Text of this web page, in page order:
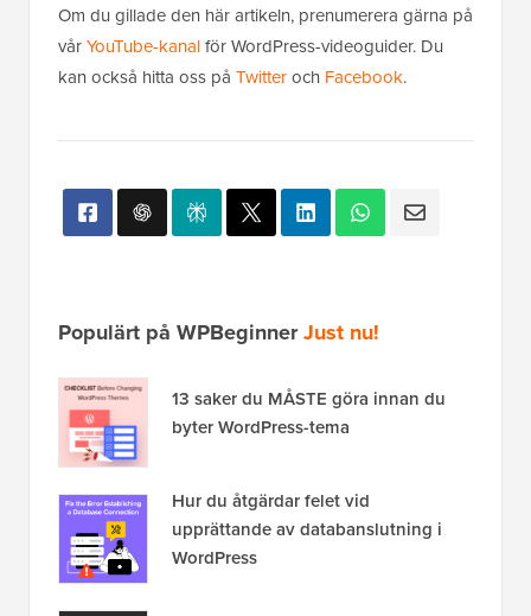
Om du gillade den här artikeln, prenumerera gärna på
vårYouTube-kanalför WordPress-videoguider. Du
kan också hitta oss på Twitteroch Facebook.
Populärt på WPBeginnerJust nu!
13 saker du MÅSTE göra innan du
byter WordPress-tema
Hur du åtgärdar felet vid
upprättande av databanslutning i
WordPress